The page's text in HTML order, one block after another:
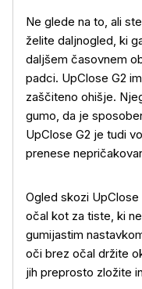
Ne glede na to, ali
želite daljnogled, ki
daljšem časovnem
padci. UpClose G2
zaščiteno ohišje.
gumo, da je
UpClose G2 je tudi
prenese
Ogled skozi
očal kot za tiste, ki
gumijastim
oči brez očal držite
jih preprosto zložite